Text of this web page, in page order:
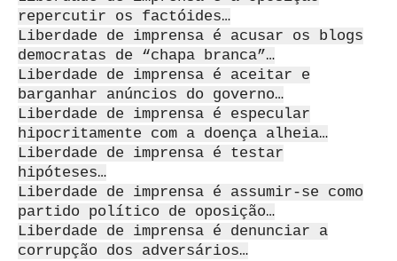
repercutir os factóides…
Liberdade de imprensa é acusar os blogs
democratas de “chapa branca”…
Liberdade de imprensa é aceitar e
barganhar anúncios do governo…
Liberdade de imprensa é especular
hipocritamente com a doença alheia…
Liberdade de imprensa é testar
hipóteses…
Liberdade de imprensa é assumir-se como
partido político de oposição…
Liberdade de imprensa é denunciar a
corrupção dos adversários…